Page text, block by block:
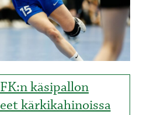
käsipallon
kärkikahinoissa